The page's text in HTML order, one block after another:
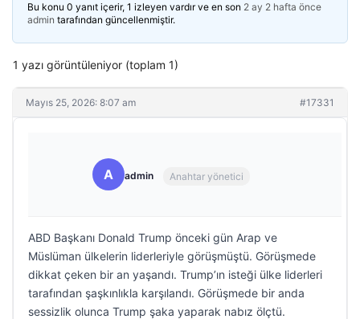
Bu konu 0 yanıt içerir, 1 izleyen vardır ve en son 2 ay 2 hafta önce
admin tarafından güncellenmiştir.
1 yazı görüntüleniyor (toplam 1)
Mayıs 25, 2026: 8:07 am #17331
A admin Anahtar yönetici
ABD Başkanı Donald Trump önceki gün Arap ve
Müslüman ülkelerin liderleriyle görüşmüştü. Görüşmede
dikkat çeken bir an yaşandı. Trump’ın isteği ülke liderleri
tarafından şaşkınlıkla karşılandı. Görüşmede bir anda
sessizlik olunca Trump şaka yaparak nabız ölçtü.